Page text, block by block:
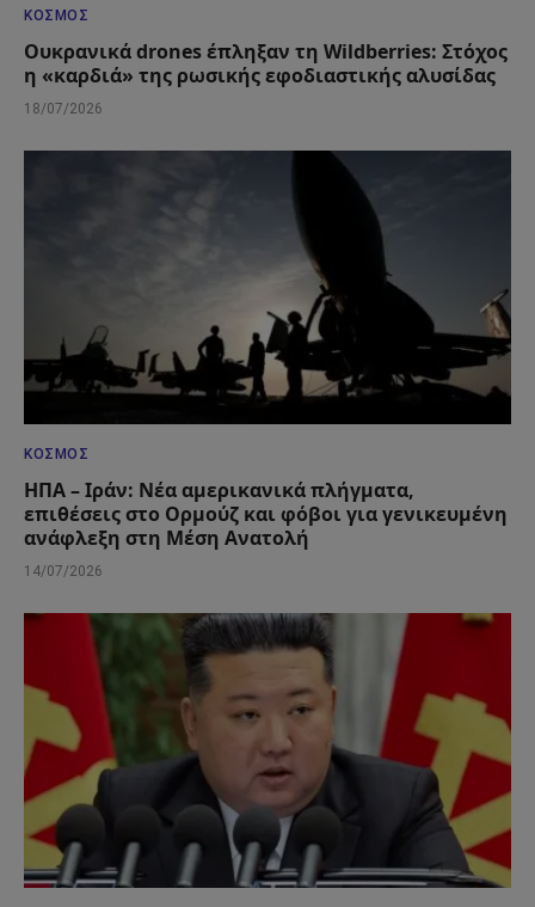
ΚΌΣΜΟΣ
Ουκρανικά drones έπληξαν τη Wildberries: Στόχος
η «καρδιά» της ρωσικής εφοδιαστικής αλυσίδας
18/07/2026
ΚΌΣΜΟΣ
ΗΠΑ – Ιράν: Νέα αμερικανικά πλήγματα,
επιθέσεις στο Ορμούζ και φόβοι για γενικευμένη
ανάφλεξη στη Μέση Ανατολή
14/07/2026